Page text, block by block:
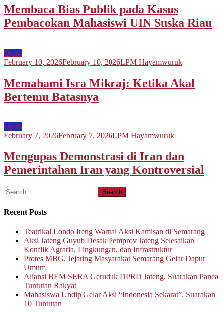
Membaca Bias Publik pada Kasus
Pembacokan Mahasiswi UIN Suska Riau
Opini
February 10, 2026February 10, 2026LPM Hayamwuruk
Memahami Isra Mikraj: Ketika Akal
Bertemu Batasnya
Opini
February 7, 2026February 7, 2026LPM Hayamwuruk
Mengupas Demonstrasi di Iran dan
Pemerintahan Iran yang Kontroversial
Search
for:
Recent Posts
Teatrikal Londo Ireng Warnai Aksi Kamisan di Semarang
Aksi Jateng Guyub Desak Pemprov Jateng Selesaikan
Konflik Agraria, Lingkungan, dan Infrastruktur
Protes MBG, Jejaring Masyarakat Semarang Gelar Dapur
Umum
Aliansi BEM SERA Geruduk DPRD Jateng, Suarakan Panca
Tuntutan Rakyat
Mahasiswa Undip Gelar Aksi “Indonesia Sekarat”, Suarakan
10 Tuntutan